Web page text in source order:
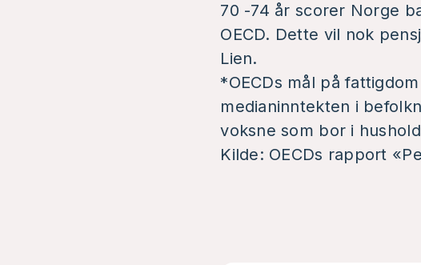
70 -74 år scorer Norge
OECD. Dette vil nok
Lien.
*OECDs mål på
medianinntekten i
voksne som bor i
Kilde: OECDs rapport